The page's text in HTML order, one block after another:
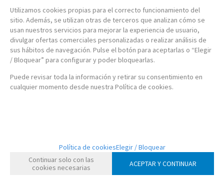
Utilizamos cookies propias para el correcto funcionamiento del
sitio. Además, se utilizan otras de terceros que analizan cómo se
usan nuestros servicios para mejorar la experiencia de usuario,
divulgar ofertas comerciales personalizadas o realizar análisis de
sus hábitos de navegación. Pulse el botón para aceptarlas o “Elegir
/ Bloquear” para configurar y poder bloquearlas.
Puede revisar toda la información y retirar su consentimiento en
cualquier momento desde nuestra Política de cookies.
Política de cookiesElegir / Bloquear
Continuar solo con las
cookies necesarias
ACEPTAR Y CONTINUAR